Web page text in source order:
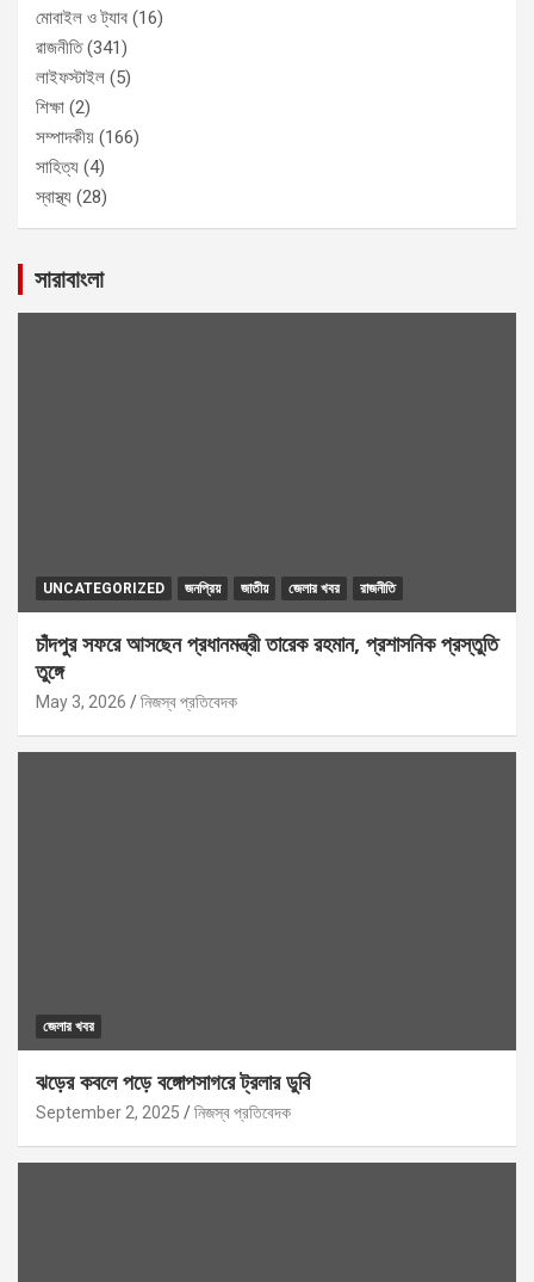
মোবাইল ও ট্যাব (16)
রাজনীতি(341)
লাইফস্টাইল (5)
শিক্ষা (2)
সম্পাদকীয় (166)
সাহিত্য (4)
স্বাস্থ্য (28)
সারাবাংলা
UNCATEGORIZED জনপ্রিয় জাতীয় জেলার খবর রাজনীতি
চাঁদপুর সফরে আসছেন প্রধানমন্ত্রী তারেক রহমান, প্রশাসনিক প্রস্তুতি
তুঙ্গে
May 3, 2026 নিজস্ব প্রতিবেদক
জেলার খবর
ঝড়ের কবলে পড়ে বঙ্গোপসাগরে ট্রলার ডুবি
September 2, 2025 নিজস্ব প্রতিবেদক